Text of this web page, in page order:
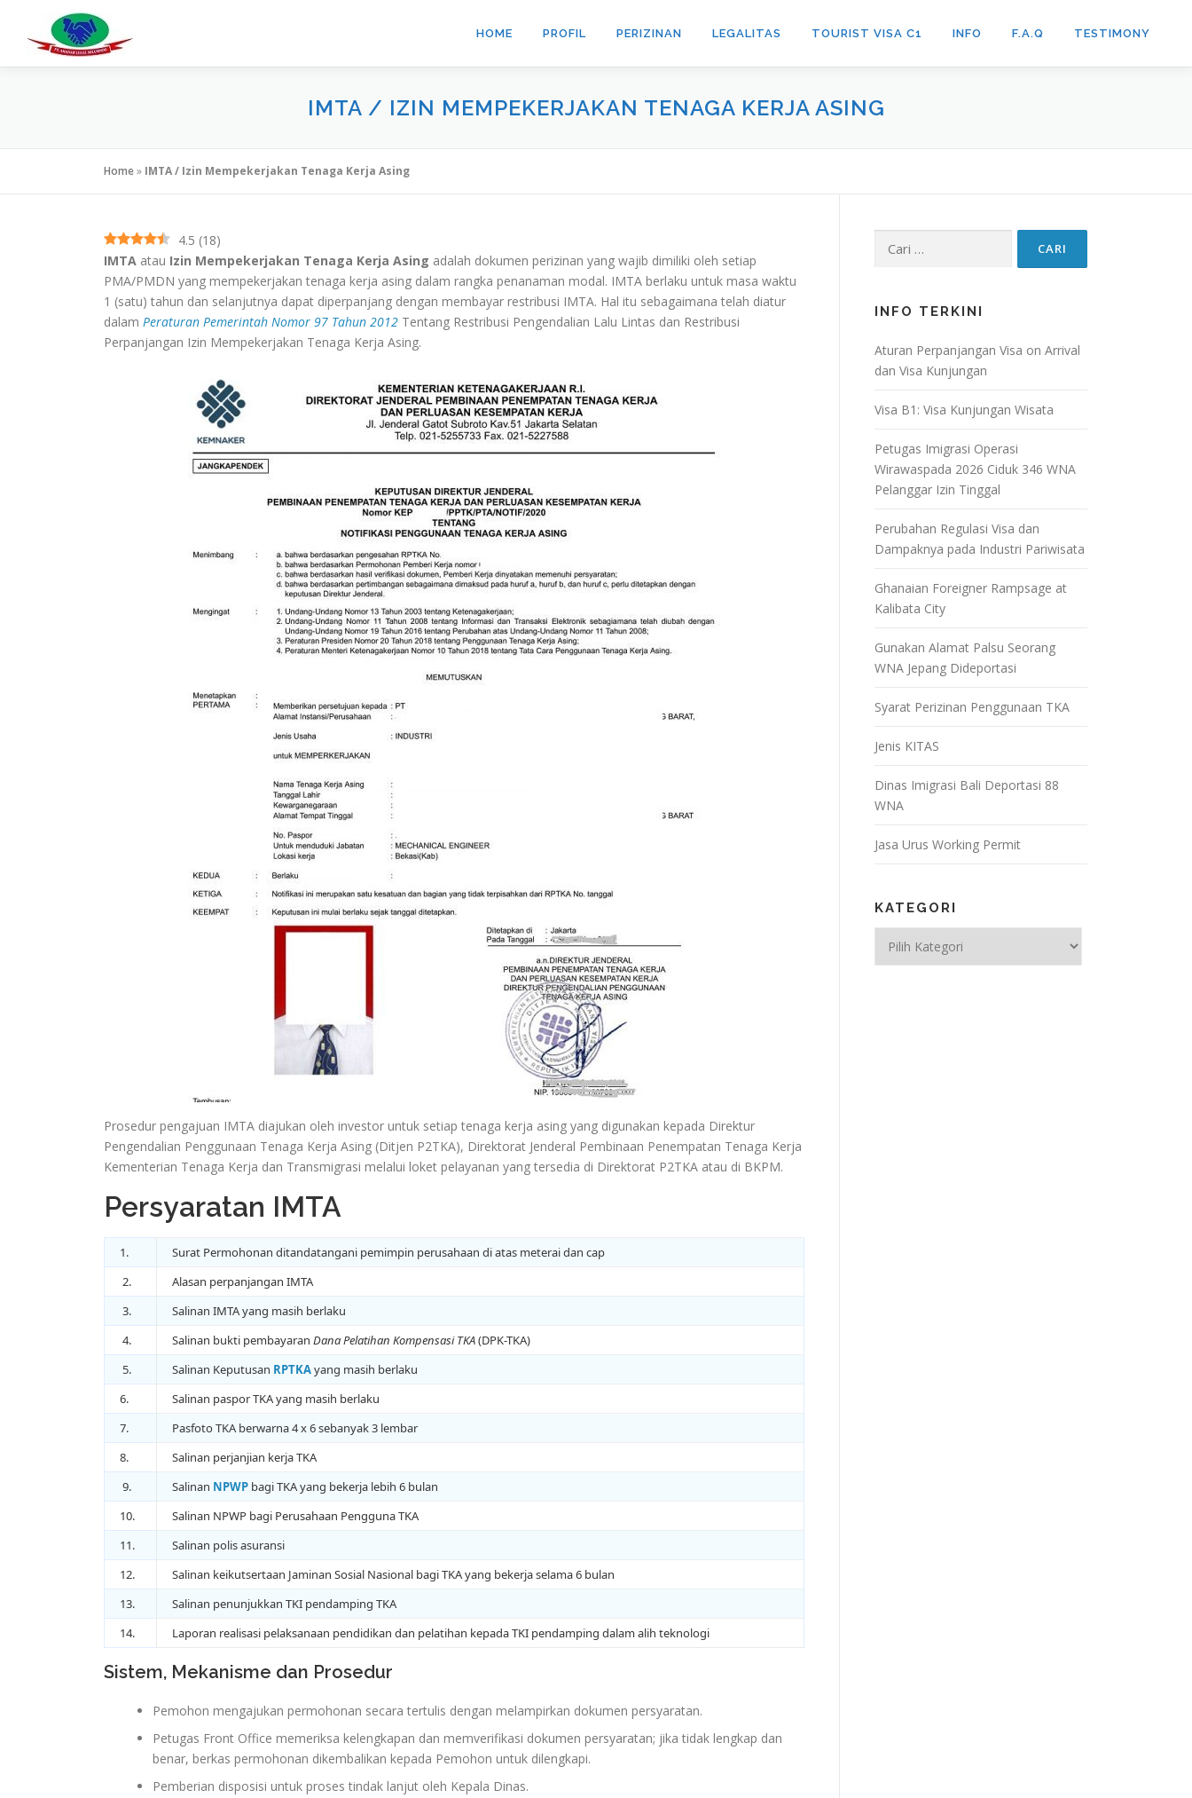
konten
HOME PROFIL PERIZINAN LEGALITAS TOURIST VISA C1 INFO F.A.Q TESTIMONY
IMTA / IZIN MEMPEKERJAKAN TENAGA KERJA ASING
Home» IMTA / Izin Mempekerjakan Tenaga Kerja Asing
4.5 (18)
IMTA atau Izin Mempekerjakan Tenaga Kerja Asing adalah dokumen perizinan yang wajib dimiliki oleh setiap
PMA/PMDN yang mempekerjakan tenaga kerja asing dalam rangka penanaman modal. IMTA berlaku untuk masa waktu
1 (satu) tahun dan selanjutnya dapat diperpanjang dengan membayar restribusi IMTA. Hal itu sebagaimana telah diatur
dalam Peraturan Pemerintah Nomor 97 Tahun 2012 Tentang Restribusi Pengendalian Lalu Lintas dan Restribusi
Perpanjangan Izin Mempekerjakan Tenaga Kerja Asing.
Prosedur pengajuan IMTA diajukan oleh investor untuk setiap tenaga kerja asing yang digunakan kepada Direktur
Pengendalian Penggunaan Tenaga Kerja Asing (Ditjen P2TKA), Direktorat Jenderal Pembinaan Penempatan Tenaga Kerja
Kementerian Tenaga Kerja dan Transmigrasi melalui loket pelayanan yang tersedia di Direktorat P2TKA atau di BKPM.
Persyaratan IMTA
1.
Surat Permohonan ditandatangani pemimpin perusahaan di atas meterai dan cap
2.
Alasan perpanjangan IMTA
3.
Salinan IMTA yang masih berlaku
4.
Salinan bukti pembayaran Dana Pelatihan Kompensasi TKA(DPK-TKA)
5.
Salinan Keputusan RPTKAyang masih berlaku
6.
Salinan paspor TKA yang masih berlaku
7.
Pasfoto TKA berwarna 4 x 6 sebanyak 3 lembar
8.
Salinan perjanjian kerja TKA
9.
Salinan NPWP bagi TKA yang bekerja lebih 6 bulan
10.
Salinan NPWP bagi Perusahaan Pengguna TKA
11.
Salinan polis asuransi
12.
Salinan keikutsertaan Jaminan Sosial Nasional bagi TKA yang bekerja selama 6 bulan
13.
Salinan penunjukkan TKI pendamping TKA
14.
Laporan realisasi pelaksanaan pendidikan dan pelatihan kepada TKI pendamping dalam alih teknologi
Sistem, Mekanisme dan Prosedur
Pemohon mengajukan permohonan secara tertulis dengan melampirkan dokumen persyaratan.
Petugas Front Office memeriksa kelengkapan dan memverifikasi dokumen persyaratan; jika tidak lengkap dan
benar, berkas permohonan dikembalikan kepada Pemohon untuk dilengkapi.
Pemberian disposisi untuk proses tindak lanjut oleh Kepala Dinas.
untuk:
INFO TERKINI
Aturan Perpanjangan Visa on Arrival
dan Visa Kunjungan
Visa B1: Visa Kunjungan Wisata
Petugas Imigrasi Operasi
Wirawaspada 2026 Ciduk 346 WNA
Pelanggar Izin Tinggal
Perubahan Regulasi Visa dan
Dampaknya pada Industri Pariwisata
Ghanaian Foreigner Rampsage at
Kalibata City
Gunakan Alamat Palsu Seorang
WNA Jepang Dideportasi
Syarat Perizinan Penggunaan TKA
Jenis KITAS
Dinas Imigrasi Bali Deportasi 88
WNA
Jasa Urus Working Permit
KATEGORI